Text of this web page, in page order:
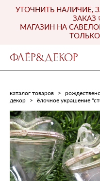
УТОЧНИТЬ НАЛИЧИЕ,
ЗАКАЗ
МАГАЗИН НА
ФЛЁР&ДЕКОР
каталог товаров >
декор > ёлочное украшение